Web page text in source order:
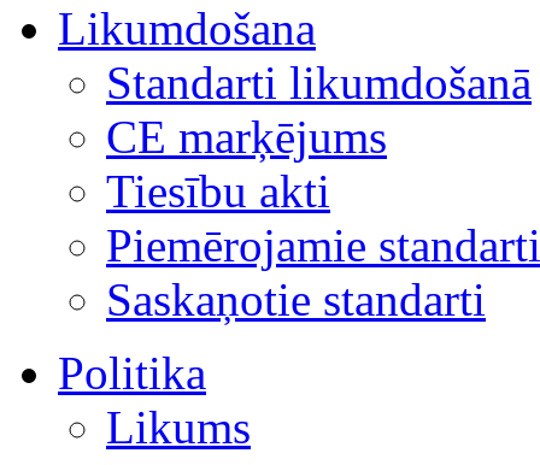
Likumdošana
Standarti likumdošanā
CE marķējums
Tiesību akti
Piemērojamie standarti
Saskaņotie standarti
Politika
Likums